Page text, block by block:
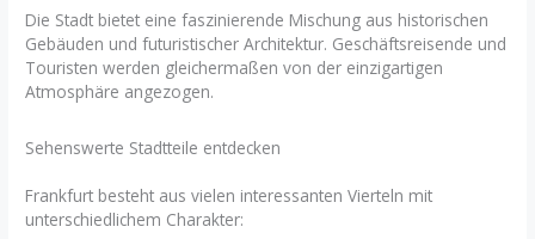
Die Stadt bietet eine faszinierende Mischung aus historischen
Gebäuden und futuristischer Architektur. Geschäftsreisende und
Touristen werden gleichermaßen von der einzigartigen
Atmosphäre angezogen.
Sehenswerte Stadtteile entdecken
Frankfurt besteht aus vielen interessanten Vierteln mit
unterschiedlichem Charakter: